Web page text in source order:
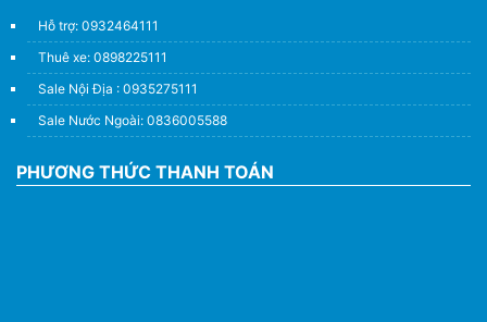
Hỗ trợ: 0932464111
Thuê xe: 0898225111
Sale Nội Địa : 0935275111
Sale Nước Ngoài: 0836005588
PHƯƠNG THỨC THANH TOÁN